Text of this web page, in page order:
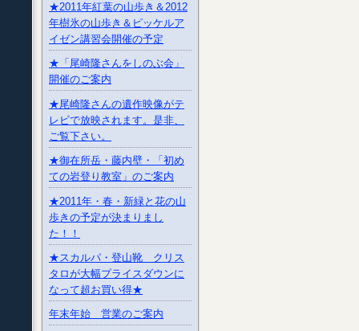
★2011年紅葉の山歩き＆2012
年樹氷の山歩き＆ピッケルア
イゼン講習会開催の予定
★「尾崎隆さんをしのぶ会」
開催のご案内
★尾崎隆さんの遺作映像がテ
レビで放映されます。是非、
ご覧下さい。
★御在所岳・藤内壁・「初め
ての岩登り教室」のご案内
★2011年・春・新緑と花の山
歩きの予定が決まりまし
た！！
★スカルパ・登山靴 クリス
タロが大幅プライスダウンに
なって超お買い得★
年末年始 営業のご案内